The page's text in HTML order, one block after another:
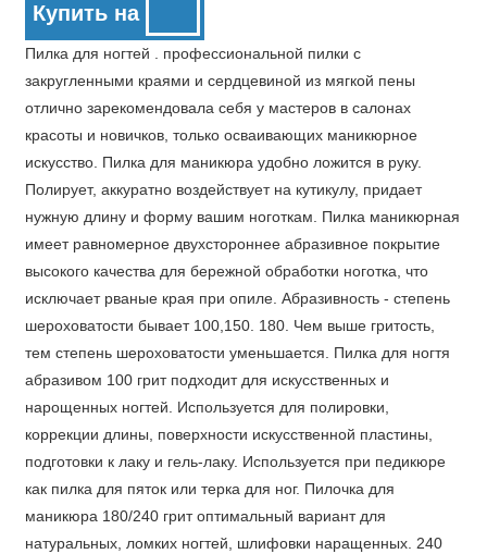
Купить на
Пилка для ногтей . профессиональной пилки с
закругленными краями и сердцевиной из мягкой пены
отлично зарекомендовала себя у мастеров в салонах
красоты и новичков, только осваивающих маникюрное
искусство. Пилка для маникюра удобно ложится в руку.
Полирует, аккуратно воздействует на кутикулу, придает
нужную длину и форму вашим ноготкам. Пилка маникюрная
имеет равномерное двухстороннее абразивное покрытие
высокого качества для бережной обработки ноготка, что
исключает рваные края при опиле. Абразивность - степень
шероховатости бывает 100,150. 180. Чем выше гритость,
тем степень шероховатости уменьшается. Пилка для ногтя
абразивом 100 грит подходит для искусственных и
нарощенных ногтей. Используется для полировки,
коррекции длины, поверхности искусственной пластины,
подготовки к лаку и гель-лаку. Используется при педикюре
как пилка для пяток или терка для ног. Пилочка для
маникюра 180/240 грит оптимальный вариант для
натуральных, ломких ногтей, шлифовки наращенных. 240